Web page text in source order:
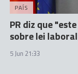
PAÍS
PR diz que
sobre lei laboral
5 Jun 21:33